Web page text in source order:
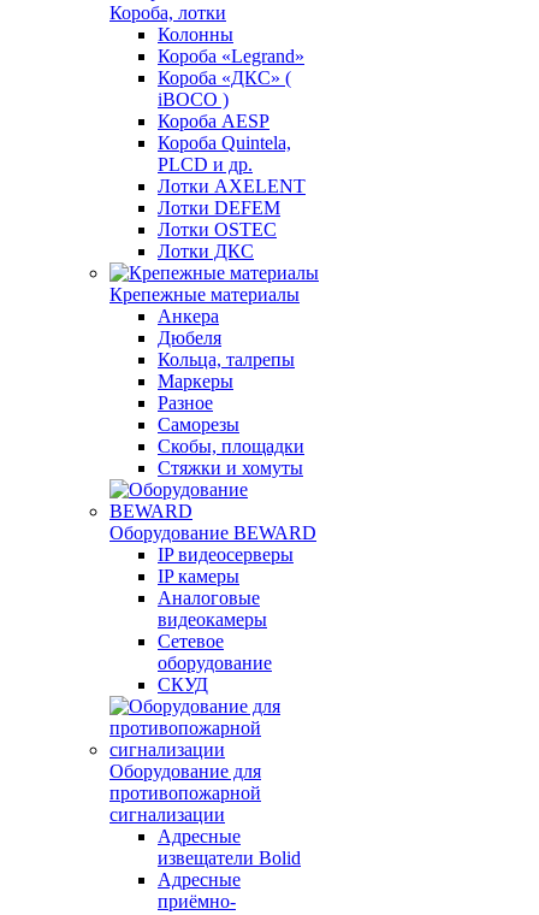
Короба, лотки
Колонны
Короба «Legrand»
Короба «ДКС» (
iBOCO )
Короба AESP
Короба Quintela,
PLCD и др.
Лотки AXELENT
Лотки DEFEM
Лотки OSTEC
Лотки ДКС
Крепежные материалы
Анкера
Дюбеля
Кольца, талрепы
Маркеры
Разное
Саморезы
Скобы, площадки
Стяжки и хомуты
Оборудование BEWARD
IP видеосерверы
IP камеры
Аналоговые
видеокамеры
Сетевое
оборудование
СКУД
Оборудование для
противопожарной
сигнализации
Адресные
извещатели Bolid
Адресные
приёмно-